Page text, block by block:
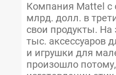
Компания Mattel с
млрд. долл. в
свои продукты. На
тыс. аксессуаров
и игрушки для
произошло